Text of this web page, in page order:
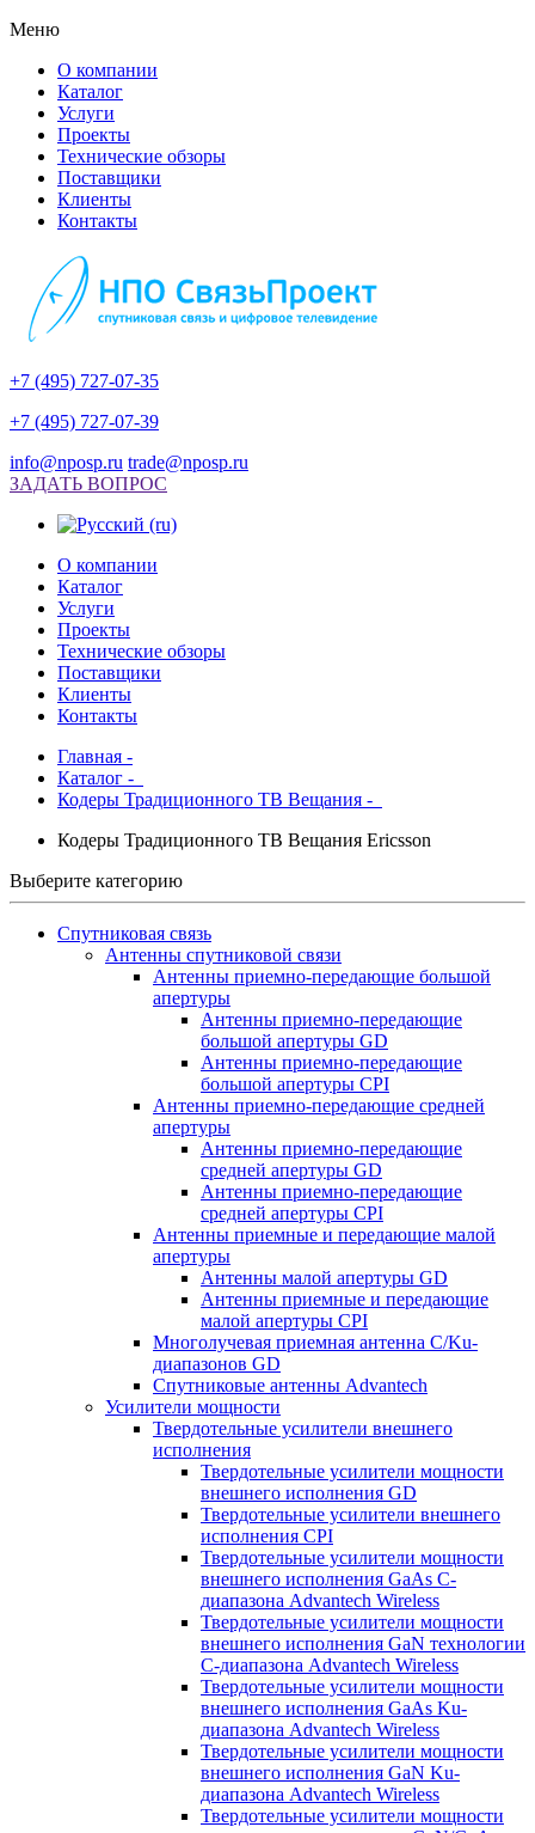
Меню
О компании
Каталог
Услуги
Проекты
Технические обзоры
Поставщики
Клиенты
Контакты
+7 (495) 727-07-35
+7 (495) 727-07-39
info@nposp.ru trade@nposp.ru
ЗАДАТЬ ВОПРОС
О компании
Каталог
Услуги
Проекты
Технические обзоры
Поставщики
Клиенты
Контакты
Главная -
Каталог -
Кодеры Традиционного ТВ Вещания -
Кодеры Традиционного ТВ Вещания Ericsson
Выберите категорию
Спутниковая связь
Антенны спутниковой связи
Антенны приемно-передающие большой
апертуры
Антенны приемно-передающие
большой апертуры GD
Антенны приемно-передающие
большой апертуры CPI
Антенны приемно-передающие средней
апертуры
Антенны приемно-передающие
средней апертуры GD
Антенны приемно-передающие
средней апертуры CPI
Антенны приемные и передающие малой
апертуры
Антенны малой апертуры GD
Антенны приемные и передающие
малой апертуры CPI
Многолучевая приемная антенна С/Ku-
диапазонов GD
Спутниковые антенны Advantech
Усилители мощности
Твердотельные усилители внешнего
исполнения
Твердотельные усилители мощности
внешнего исполнения GD
Твердотельные усилители внешнего
исполнения CPI
Твердотельные усилители мощности
внешнего исполнения GaAs С-
диапазона Advantech Wireless
Твердотельные усилители мощности
внешнего исполнения GaN технологии
С-диапазона Advantech Wireless
Твердотельные усилители мощности
внешнего исполнения GaAs Ku-
диапазона Advantech Wireless
Твердотельные усилители мощности
внешнего исполнения GaN Ku-
диапазона Advantech Wireless
Твердотельные усилители мощности